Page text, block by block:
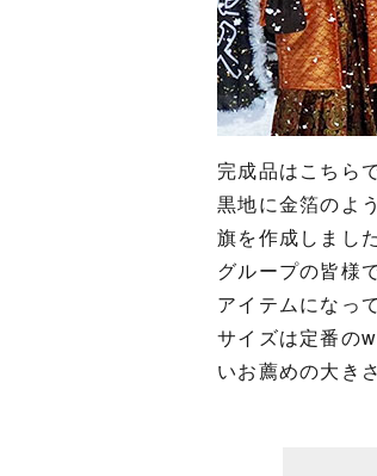
完成品はこちら
黒地に金箔のよ
旗を作成しました
グループの皆様
アイテムになっ
サイズは定番の
いお薦めの大き